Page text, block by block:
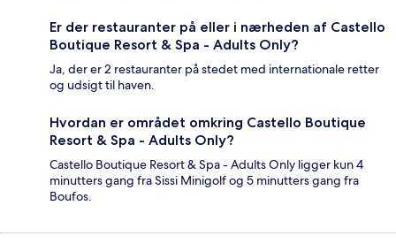
Er der restauranter på eller i nærheden af Castello
Boutique Resort & Spa - Adults Only?
Ja, der er 2 restauranter på stedet med internationale retter
og udsigt til haven.
Hvordan er området omkring Castello Boutique
Resort & Spa - Adults Only?
Castello Boutique Resort & Spa - Adults Only ligger kun 4
minutters gang fra Sissi Minigolf og 5 minutters gang fra
Boufos.